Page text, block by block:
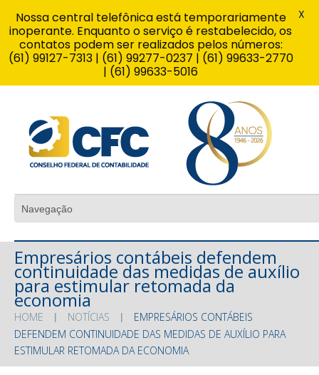
Empresários contábeis defendem
continuidade das medidas de auxílio
para estimular retomada da
economia
HOME NOTÍCIAS
EMPRESÁRIOS CONTÁBEIS
DEFENDEM CONTINUIDADE DAS MEDIDAS DE AUXÍLIO PARA
ESTIMULAR RETOMADA DA ECONOMIA
Nossa central telefônica está temporariamente
inoperante. Enquanto o serviço é restabelecido, os
contatos podem ser realizados pelos números:
(61) 99127-7313 | (61) 99277-0237 | (61) 99633-2770
| (61) 99633-5016
X